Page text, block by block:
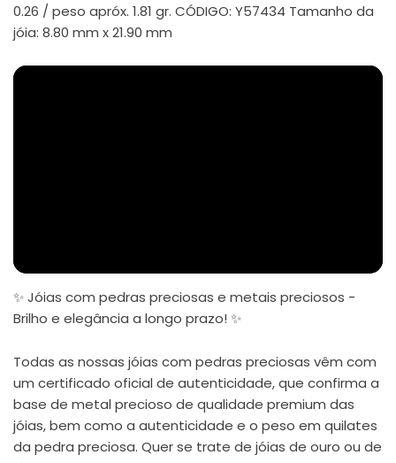
0.26 / peso apróx. 1.81 gr. CÓDIGO: Y57434 Tamanho da
jóia: 8.80 mm x 21.90 mm
✨ Jóias com pedras preciosas e metais preciosos -
Brilho e elegância a longo prazo! ✨
Todas as nossas jóias com pedras preciosas vêm com
um certificado oficial de autenticidade, que confirma a
base de metal precioso de qualidade premium das
jóias, bem como a autenticidade e o peso em quilates
da pedra preciosa. Quer se trate de jóias de ouro ou de